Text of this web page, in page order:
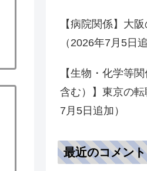
【病院関係】大
（2026年7月5日追
【生物・化学等
含む）】東京の
7月5日追加）
最近のコメント